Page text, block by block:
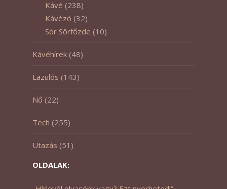
Kávé (238)
Kávézó (32)
Sör Sörfőzde (10)
Kávéhírek (48)
Lazulós (143)
Nő (22)
Tech (255)
Utazás (51)
OLDALAK: